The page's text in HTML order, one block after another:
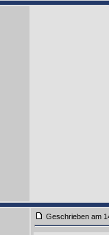
Geschrieben am